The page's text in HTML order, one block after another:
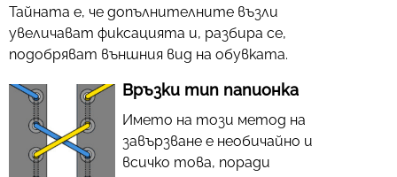
Тайната е, че допълнителните възли
увеличават фиксацията и, разбира се,
подобряват външния вид на обувката.
Връзки тип папионка
Името на този метод на
завързване е необичайно и
всичко това, поради